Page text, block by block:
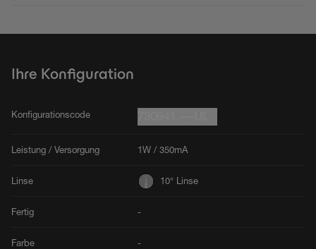
Ihre Konfiguration
Konfigurationscode
Leistung / Versorgung 1W / 350mA
Linse 10° Linse
Fertig -
Farbe -